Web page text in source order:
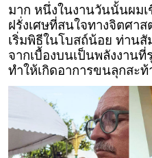
มาก หนึ่งในงานวันนั้นผม
ฝรั่งเศษที่สนใจทางจิตศา
เริ่มพิธีในโบสถ์น้อย ท่านสั
จากเบื้องบนเป็นพลังงาน
ทำให้เกิดอาการขนลุกสะ